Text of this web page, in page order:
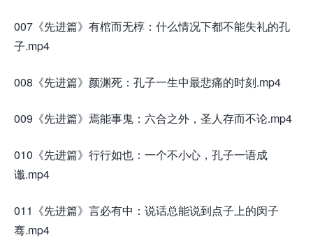
007《先进篇》有棺而无椁：什么情况下都不能失礼的孔
子.mp4
008《先进篇》颜渊死：孔子一生中最悲痛的时刻.mp4
009《先进篇》焉能事鬼：六合之外，圣人存而不论.mp4
010《先进篇》行行如也：一个不小心，孔子一语成
谶.mp4
011《先进篇》言必有中：说话总能说到点子上的闵子
骞.mp4